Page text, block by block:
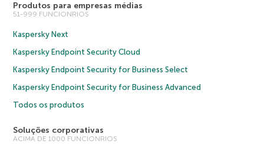
Produtos para empresas médias
51-999 FUNCIONRIOS
Kaspersky Next
Kaspersky Endpoint Security Cloud
Kaspersky Endpoint Security for Business Select
Kaspersky Endpoint Security for Business Advanced
Todos os produtos
Soluções corporativas
ACIMA DE 1000 FUNCIONRIOS